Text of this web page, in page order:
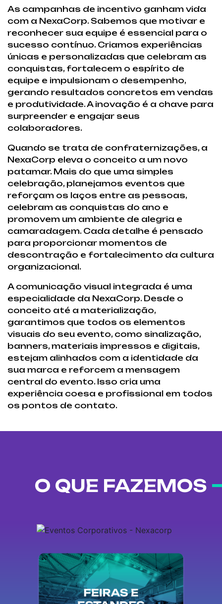
As campanhas de incentivo ganham vida
com a NexaCorp. Sabemos que motivar e
reconhecer sua equipe é essencial para o
sucesso contínuo. Criamos experiências
únicas e personalizadas que celebram as
conquistas, fortalecem o espírito de
equipe e impulsionam o desempenho,
gerando resultados concretos em vendas
e produtividade. A inovação é a chave para
surpreender e engajar seus
colaboradores.
Quando se trata de confraternizações, a
NexaCorp eleva o conceito a um novo
patamar. Mais do que uma simples
celebração, planejamos eventos que
reforçam os laços entre as pessoas,
celebram as conquistas do ano e
promovem um ambiente de alegria e
camaradagem. Cada detalhe é pensado
para proporcionar momentos de
descontração e fortalecimento da cultura
organizacional.
A comunicação visual integrada é uma
especialidade da NexaCorp. Desde o
conceito até a materialização,
garantimos que todos os elementos
visuais do seu evento, como sinalização,
banners, materiais impressos e digitais,
estejam alinhados com a identidade da
sua marca e reforcem a mensagem
central do evento. Isso cria uma
experiência coesa e profissional em todos
os pontos de contato.
O QUE FAZEMOS